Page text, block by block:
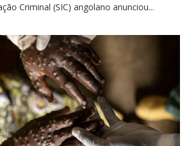
Criminal (SIC) angolano anunciou...